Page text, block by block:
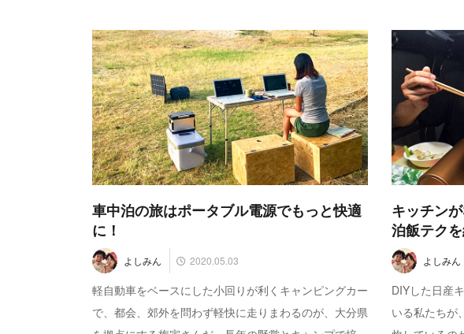
車中泊の旅はポータブル電源でもっと快適
に！
よしみん 2020.05.03
軽自動車をベースにした小回りが利くキャンピングカー
で、都会、郊外を問わず軽快に走りまわるのが、大分県
キッチン
泊飯テク
よしみん
DIYした日産
いる私たちが